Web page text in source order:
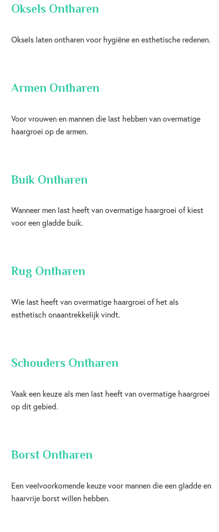
Oksels Ontharen
Oksels laten ontharen voor hygiëne en esthetische redenen.
Armen Ontharen
Voor vrouwen en mannen die last hebben van overmatige
haargroei op de armen.
Buik Ontharen
Wanneer men last heeft van overmatige haargroei of kiest
voor een gladde buik.
Rug Ontharen
Wie last heeft van overmatige haargroei of het als
esthetisch onaantrekkelijk vindt.
Schouders Ontharen
Vaak een keuze als men last heeft van overmatige haargroei
op dit gebied.
Borst Ontharen
Een veelvoorkomende keuze voor mannen die een gladde en
haarvrije borst willen hebben.